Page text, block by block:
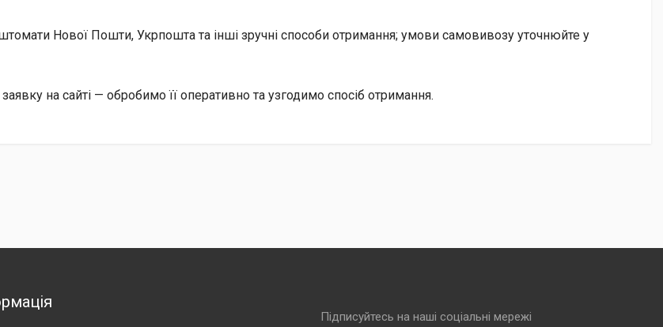
Нової Пошти, Укрпошта та інші зручні способи отримання; умови самовивозу уточнюйте у
на сайті — обробимо її оперативно та узгодимо спосіб отримання.
Підписуйтесь на наші соціальні мережі